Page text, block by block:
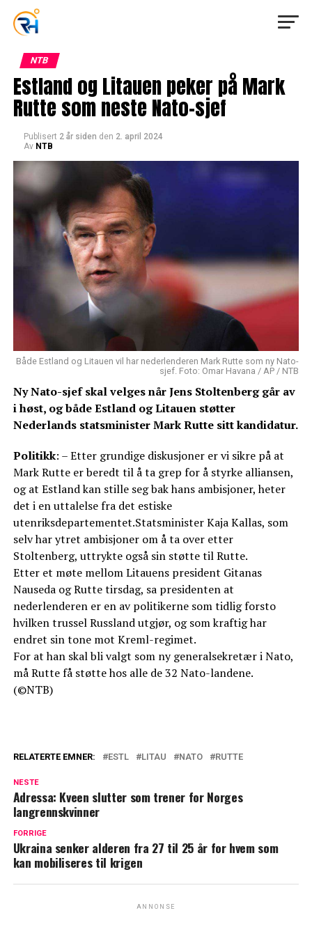
NTB
Estland og Litauen peker på Mark
Rutte som neste Nato-sjef
Publisert 2 år siden den 2. april 2024
Av NTB
Både Estland og Litauen vil har nederlenderen Mark Rutte som ny Nato-
sjef. Foto: Omar Havana / AP / NTB
Ny Nato-sjef skal velges når Jens Stoltenberg går av
i høst, og både Estland og Litauen støtter
Nederlands statsminister Mark Rutte sitt kandidatur.
Politikk: – Etter grundige diskusjoner er vi sikre på at
Mark Rutte er beredt til å ta grep for å styrke alliansen,
og at Estland kan stille seg bak hans ambisjoner, heter
det i en uttalelse fra det estiske
utenriksdepartementet.Statsminister Kaja Kallas, som
selv har ytret ambisjoner om å ta over etter
Stoltenberg, uttrykte også sin støtte til Rutte.
Etter et møte mellom Litauens president Gitanas
Nauseda og Rutte tirsdag, sa presidenten at
nederlenderen er en av politikerne som tidlig forsto
hvilken trussel Russland utgjør, og som kraftig har
endret sin tone mot Kreml-regimet.
For at han skal bli valgt som ny generalsekretær i Nato,
må Rutte få støtte hos alle de 32 Nato-landene.
(©NTB)
RELATERTE EMNER: ESTL LITAU NATO RUTTE
NESTE
Adressa: Kveen slutter som trener for Norges
langrennskvinner
FORRIGE
Ukraina senker alderen fra 27 til 25 år for hvem som
kan mobiliseres til krigen
ANNONSE